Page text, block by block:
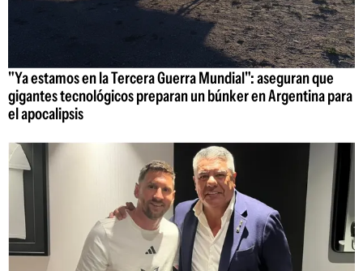
"Ya estamos en la Tercera Guerra Mundial": aseguran que
gigantes tecnológicos preparan un búnker en Argentina para
el apocalipsis